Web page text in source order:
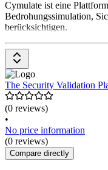
Cymulate ist eine
Bedrohungssimulation,
berücksichtigen.
The Security Validation
(0 reviews)
•
No price information
(0 reviews)
Compare directly